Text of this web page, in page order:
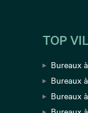
TOP
Bureaux
Bureaux
Bureaux